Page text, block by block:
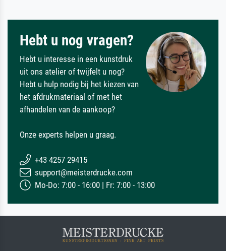
Hebt u nog vragen?
Hebt u interesse in een kunstdruk
uit ons atelier of twijfelt u nog?
Hebt u hulp nodig bij het kiezen van
het afdrukmateriaal of met het
afhandelen van de aankoop?
Onze experts helpen u graag.
+43 4257 29415
support@meisterdrucke.com
Mo-Do: 7:00 - 16:00 | Fr: 7:00 - 13:00